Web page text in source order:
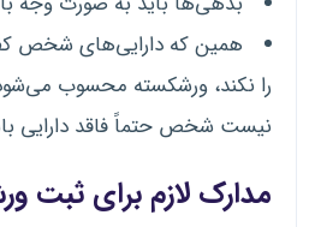
همین که دارایی‌های شخص
را نکند، ورشکسته محسوب می‌شود.
نیست شخص حتماً فاقد دارایی
مدارک لازم برای ثبت